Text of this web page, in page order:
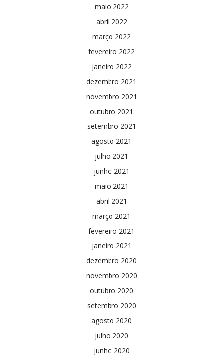
maio 2022
abril 2022
março 2022
fevereiro 2022
janeiro 2022
dezembro 2021
novembro 2021
outubro 2021
setembro 2021
agosto 2021
julho 2021
junho 2021
maio 2021
abril 2021
março 2021
fevereiro 2021
janeiro 2021
dezembro 2020
novembro 2020
outubro 2020
setembro 2020
agosto 2020
julho 2020
junho 2020